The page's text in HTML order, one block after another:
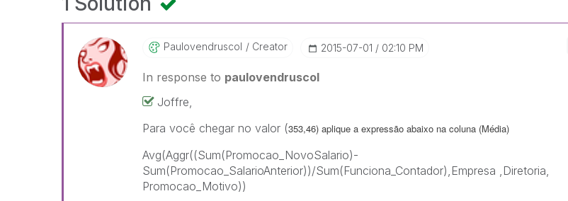
Paulovendruscol Creator ‎2015-07-01 02:10 PM
In response to paulovendruscol
Joffre,
Para você chegar no valor (353,46) aplique a expressão abaixo na coluna (Média)
Avg(Aggr((Sum(Promocao_NovoSalario)-
Sum(Promocao_SalarioAnterior))/Sum(Funciona_Contador),Empresa ,Diretoria,
Promocao_Motivo))